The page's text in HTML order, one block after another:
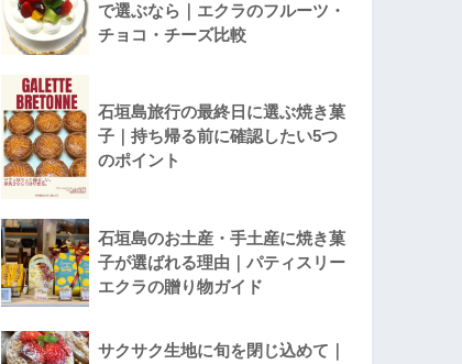
で選ぶなら｜エクラのフルーツ・
チョコ・チーズ比較
石垣島旅行の最終日に選ぶ焼き菓
子｜持ち帰る前に確認したい5つ
のポイント
石垣島のお土産・手土産に焼き菓
子が選ばれる理由｜パティスリー
エクラの贈り物ガイド
サクサク生地に旬を閉じ込めて｜